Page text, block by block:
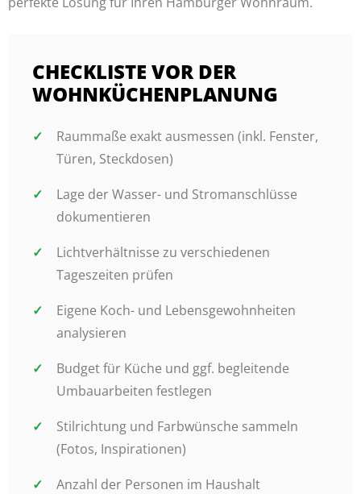
CHECKLISTE VOR DER
WOHNKÜCHENPLANUNG
Raummaße exakt ausmessen (inkl. Fenster,
Türen, Steckdosen)
Lage der Wasser- und Stromanschlüsse
dokumentieren
Lichtverhältnisse zu verschiedenen
Tageszeiten prüfen
Eigene Koch- und Lebensgewohnheiten
analysieren
Budget für Küche und ggf. begleitende
Umbauarbeiten festlegen
Stilrichtung und Farbwünsche sammeln
(Fotos, Inspirationen)
Anzahl der Personen im Haushalt